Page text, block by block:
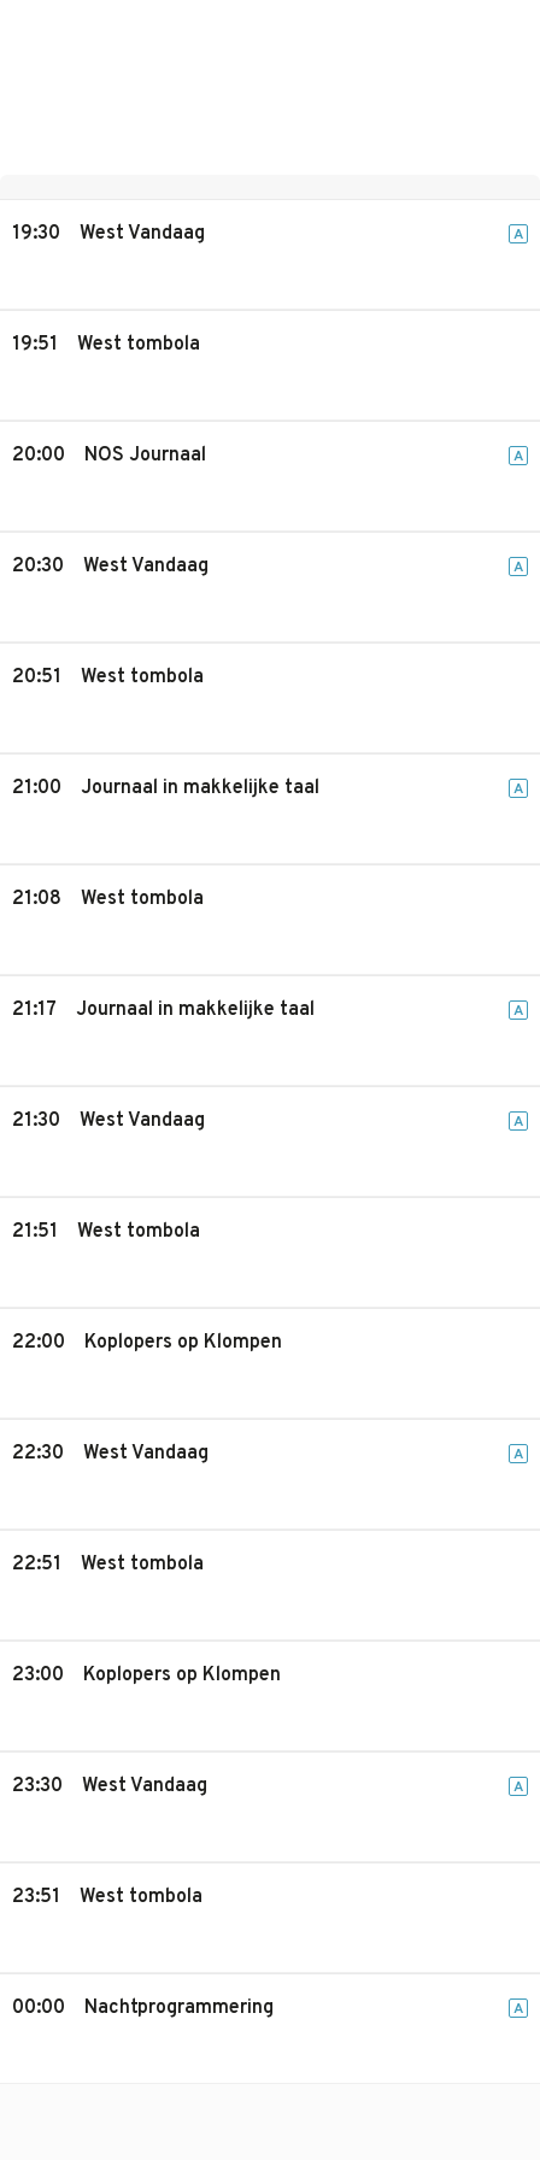
19:30 West Vandaag A
19:51 West tombola
20:00 NOS Journaal A
20:30 West Vandaag A
20:51 West tombola
21:00 Journaal in makkelijke taal A
21:08 West tombola
21:17 Journaal in makkelijke taal A
21:30 West Vandaag A
21:51 West tombola
22:00 Koplopers op Klompen
22:30 West Vandaag A
22:51 West tombola
23:00 Koplopers op Klompen
23:30 West Vandaag A
23:51 West tombola
00:00 Nachtprogrammering A